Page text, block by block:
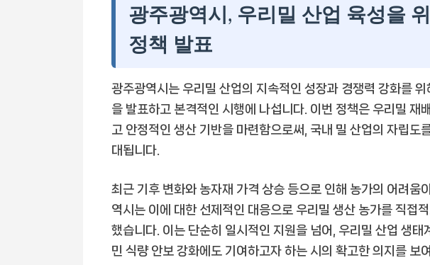
광주광역시, 우리밀 산업 육성을
정책 발표
광주광역시는 우리밀 산업의 지속적인 성장과 경쟁력 강화를 위
을 발표하고 본격적인 시행에 나섭니다. 이번 정책은 우리밀 재
고 안정적인 생산 기반을 마련함으로써, 국내 밀 산업의 자립도
대됩니다.
최근 기후 변화와 농자재 가격 상승 등으로 인해 농가의 어려움
역시는 이에 대한 선제적인 대응으로 우리밀 생산 농가를 직접
했습니다. 이는 단순히 일시적인 지원을 넘어, 우리밀 산업 생태
민 식량 안보 강화에도 기여하고자 하는 시의 확고한 의지를 보